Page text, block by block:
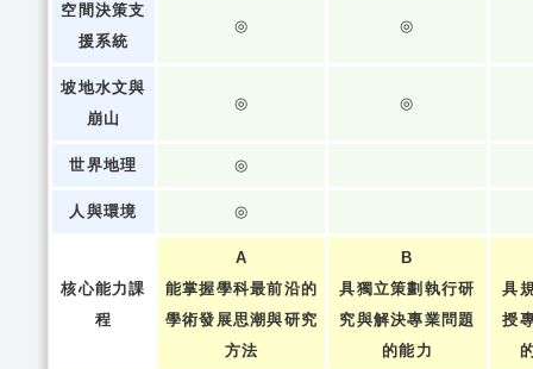
空間決策支
援系統
◎ ◎
坡地水文與
崩山
◎ ◎
世界地理 ◎
人與環境 ◎
核心能力課
程
A
能掌握學科最前沿的
學術發展思潮與研究
方法
B
具獨立策劃執行研
究與解決專業問題
的能力
具
授